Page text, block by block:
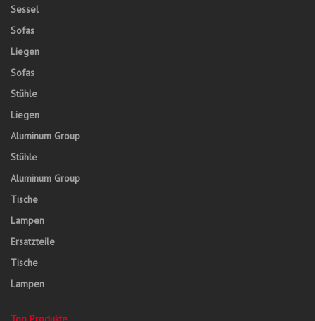
Sessel
Sofas
Liegen
Sofas
Stühle
Liegen
Aluminum Group
Stühle
Aluminum Group
Tische
Lampen
Ersatzteile
Tische
Lampen